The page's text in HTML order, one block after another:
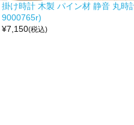
掛け時計 木製 パイン材 静音 丸時
9000765r)
¥7,150(税込)